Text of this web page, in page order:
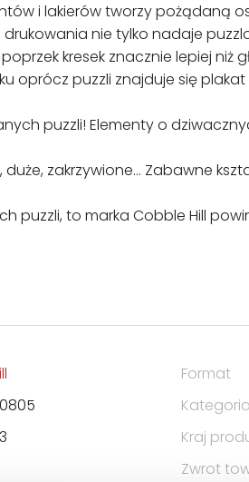
i lakierów tworzy pożądaną
nie tylko nadaje
kresek znacznie lepiej niż
oprócz puzzli znajduje się
puzzli! Elementy o
duże, zakrzywione… Zabawne
puzzli, to marka Cobble Hill
Format
Kraj
Zwrot